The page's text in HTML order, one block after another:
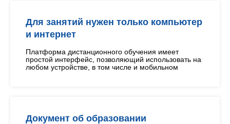
Для занятий нужен только компьютер
и интернет
Платформа дистанционного обучения имеет
простой интерфейс, позволяющий использовать на
любом устройстве, в том числе и мобильном
Документ об образовании